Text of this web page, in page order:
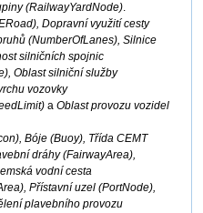
(RailwayYardNode).
Dopravní využití cesty
(NumberOfLanes), Silnice
silničních spojnic
Oblast silniční služby
vozovky
a Oblast provozu vozidel
Bóje (Buoy), Třída CEMT
dráhy (FairwayArea),
vodní cesta
Přístavní uzel (PortNode),
plavebního provozu